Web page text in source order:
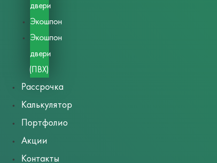
двери
Экошпон
Экошпон
двери
(ПВХ)
Рассрочка
Калькулятор
Портфолио
Акции
Контакты